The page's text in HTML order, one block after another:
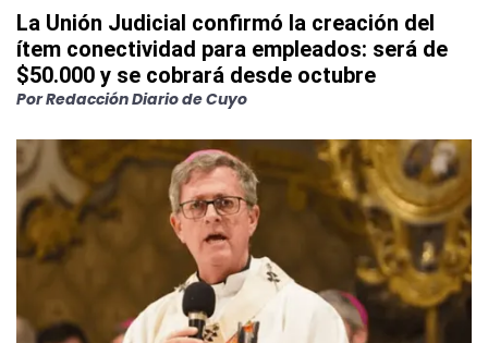
La Unión Judicial confirmó la creación del
ítem conectividad para empleados: será de
$50.000 y se cobrará desde octubre
PorRedacción Diario de Cuyo